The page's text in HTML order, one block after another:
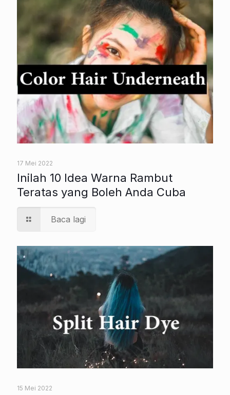
17 Mei 2022
Inilah 10 Idea Warna Rambut
Teratas yang Boleh Anda Cuba
Baca lagi
15 Mei 2022